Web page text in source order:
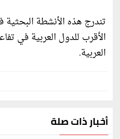
الأقرب للدول العربية في
العربية.
أخبار ذات صلة